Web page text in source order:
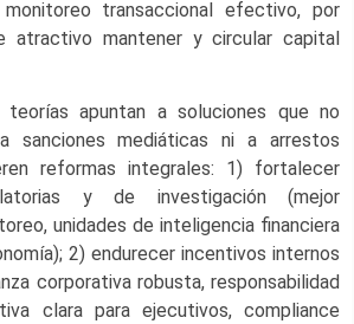
transaccional efectivo, por
atractivo mantener y circular capital
teorías apuntan a soluciones que no
sanciones mediáticas ni a arrestos
reformas integrales: 1) fortalecer
y de investigación (mejor
unidades de inteligencia financiera
2) endurecer incentivos internos
corporativa robusta, responsabilidad
clara para ejecutivos, compliance